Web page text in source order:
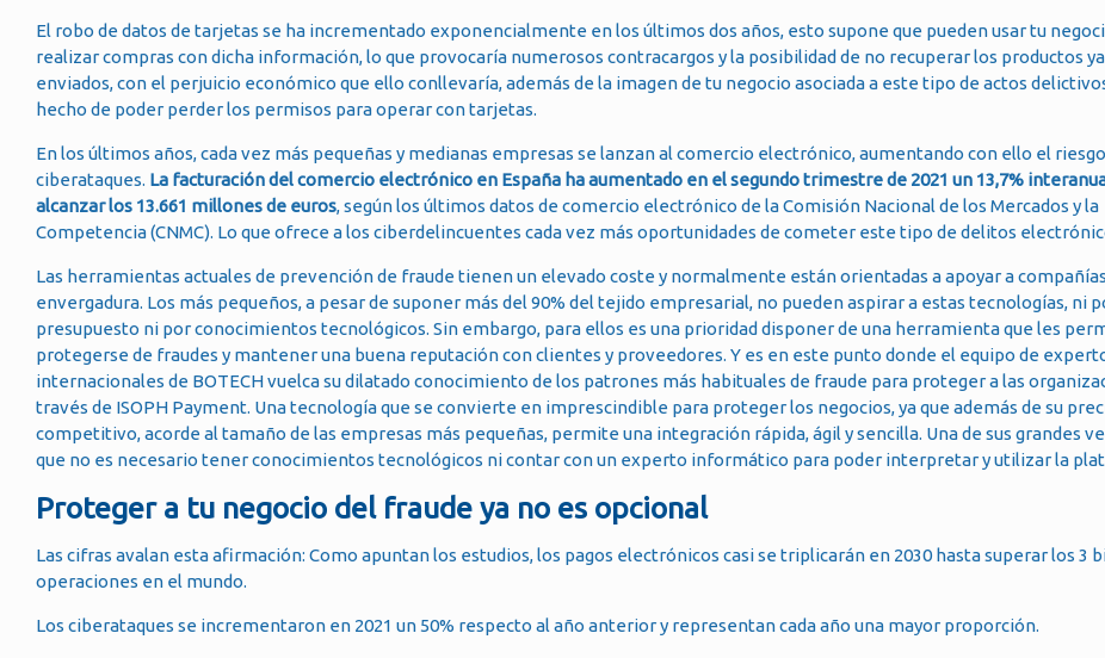
El robo de datos de tarjetas se ha incrementado exponencialmente en los últimos dos años, esto supone que pueden usar tu
realizar compras con dicha información, lo que provocaría numerosos contracargos y la posibilidad de no recuperar los productos ya
enviados, con el perjuicio económico que ello conllevaría, además de la imagen de tu negocio asociada a este tipo de actos
hecho de poder perder los permisos para operar con tarjetas.
En los últimos años, cada vez más pequeñas y medianas empresas se lanzan al comercio electrónico, aumentando con ello el
ciberataques. La facturación del comercio electrónico en España ha aumentado en el segundo trimestre de 2021 un 13,7%
alcanzar los 13.661 millones de euros, según los últimos datos de comercio electrónico de la Comisión Nacional de los Mercados y la
Competencia (CNMC). Lo que ofrece a los ciberdelincuentes cada vez más oportunidades de cometer este tipo de delitos
Las herramientas actuales de prevención de fraude tienen un elevado coste y normalmente están orientadas a apoyar a
envergadura. Los más pequeños, a pesar de suponer más del 90% del tejido empresarial, no pueden aspirar a estas tecnologías, ni
presupuesto ni por conocimientos tecnológicos. Sin embargo, para ellos es una prioridad disponer de una herramienta que les
protegerse de fraudes y mantener una buena reputación con clientes y proveedores. Y es en este punto donde el equipo de
internacionales de BOTECH vuelca su dilatado conocimiento de los patrones más habituales de fraude para proteger a las
través de ISOPH Payment. Una tecnología que se convierte en imprescindible para proteger los negocios, ya que además de su
competitivo, acorde al tamaño de las empresas más pequeñas, permite una integración rápida, ágil y sencilla. Una de sus grandes
que no es necesario tener conocimientos tecnológicos ni contar con un experto informático para poder interpretar y utilizar la
Proteger a tu negocio del fraude ya no es opcional
Las cifras avalan esta afirmación: Como apuntan los estudios, los pagos electrónicos casi se triplicarán en 2030 hasta superar los 3
operaciones en el mundo.
Los ciberataques se incrementaron en 2021 un 50% respecto al año anterior y representan cada año una mayor proporción.